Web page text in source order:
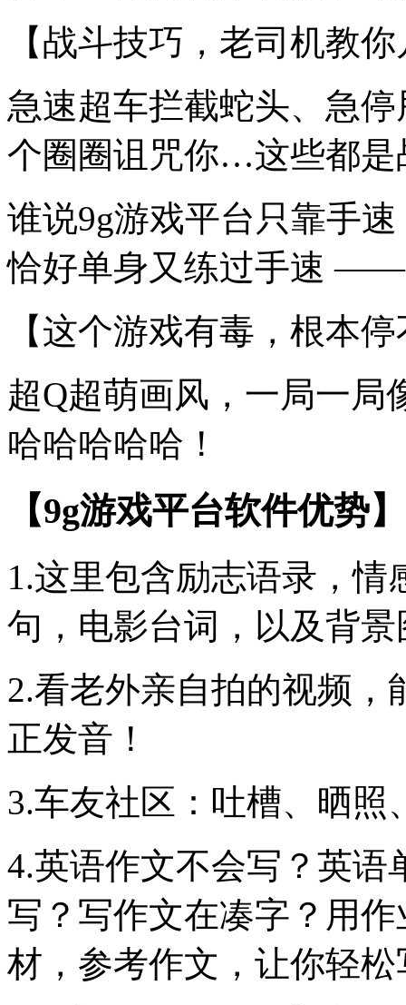
【战斗技巧，老司机教
急速超车拦截蛇头、急
个圈圈诅咒你…这些都是
谁说9g游戏平台只靠手
恰好单身又练过手速
【这个游戏有毒，根本
超Q超萌画风，一局一局
哈哈哈哈哈！
【9g游戏平台软件优势】
1.这里包含励志语录，
句，电影台词，以及背
2.看老外亲自拍的视频
正发音！
3.车友社区：吐槽、晒照
4.英语作文不会写？英语
写？写作文在凑字？用
材，参考作文，让你轻松